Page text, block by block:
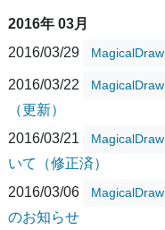
2016年 03月
2016/03/29
MagicalDraw
2016/03/22 MagicalDraw
（更新）
2016/03/21
MagicalDraw
いて（修正済）
2016/03/06
MagicalDraw
のお知らせ